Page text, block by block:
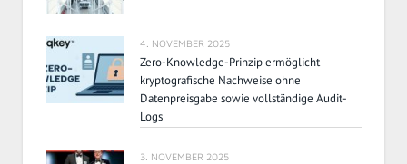
4. NOVEMBER 2025
Zero-Knowledge-Prinzip ermöglicht
kryptografische Nachweise ohne
Datenpreisgabe sowie vollständige Audit-
Logs
3. NOVEMBER 2025